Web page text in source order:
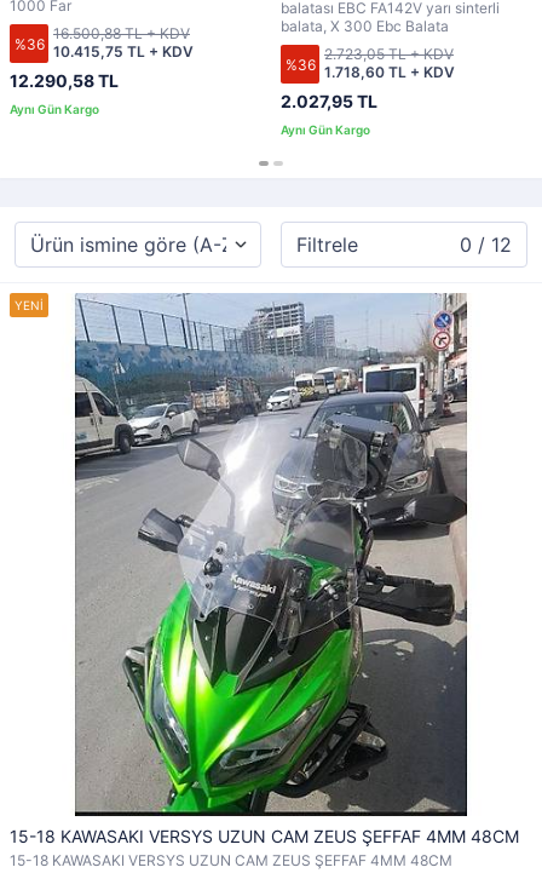
1000 Far
%36
12.290,58 TL
10.415,75 TL + KDV
16.500,88 TL + KDV
balatası EBC FA142V yarı sinterli
balata, X 300 Ebc Balata
%36
2.027,95 TL
1.718,60 TL + KDV
2.723,05 TL + KDV
Filtrele 0 / 12
15-18 KAWASAKI VERSYS UZUN CAM ZEUS ŞEFFAF 4MM 48CM
15-18 KAWASAKI VERSYS UZUN CAM ZEUS ŞEFFAF 4MM 48CM